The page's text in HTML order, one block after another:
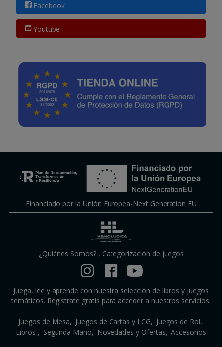
Facebook
Youtube
Financiado por la Unión Europea-Next Generation EU
¿Quiénes Somos?, Categorización de juegos
Juega, lee y aprende con nuestra selección de libros y juegos
temáticos. Regístrate gratis para acceder a nuestros servicios.
Juegos de Mesa Juegos de Cartas y LCG
Juegos de Rol
Libros
Segunda Mano Novedades y Ofertas Accesorios